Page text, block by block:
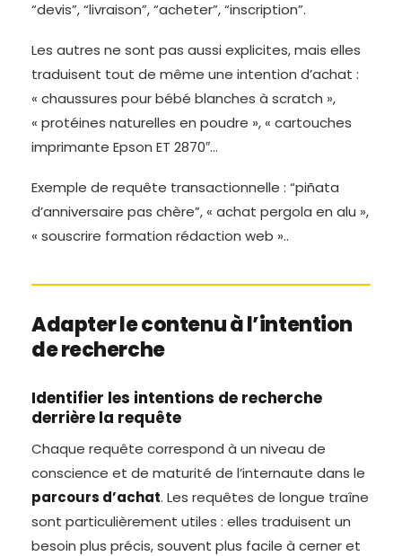
“devis”, “livraison”, “acheter”, “inscription”.
Les autres ne sont pas aussi explicites, mais elles
traduisent tout de même une intention d’achat :
« chaussures pour bébé blanches à scratch »,
« protéines naturelles en poudre », « cartouches
imprimante Epson ET 2870″…
Exemple de requête transactionnelle : “piñata
d’anniversaire pas chère”, « achat pergola en alu »,
« souscrire formation rédaction web »..
Adapter le contenu à l’intention
de recherche
Identifier les intentions de recherche
derrière la requête
Chaque requête correspond à un niveau de
conscience et de maturité de l’internaute dans le
parcours d’achat. Les requêtes de longue traîne
sont particulièrement utiles : elles traduisent un
besoin plus précis, souvent plus facile à cerner et